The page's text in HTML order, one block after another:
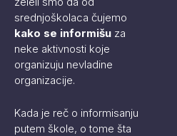
srednjoškolaca čujemo
kako se informišu za
neke aktivnosti koje
organizuju nevladine
organizacije.
Kada je reč o informisanju
putem škole, o tome šta